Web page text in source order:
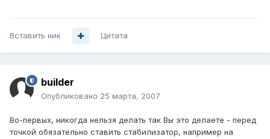
Вставить ник Цитата
builder
Опубликовано 25 марта, 2007
Во-первых, никогда нельзя делать так Вы это делаете - перед
точкой обязательно ставить стабилизатор, например на